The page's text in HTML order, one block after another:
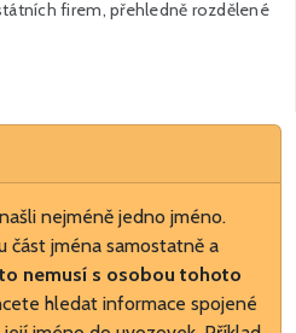
firem, přehledně rozdělené
nejméně jedno jméno.
část jména samostatně a
nemusí s osobou tohoto
hledat informace spojené